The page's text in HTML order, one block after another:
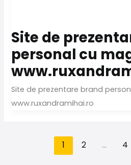
Site de
personal cu
Site de prezentare brand
www.ruxandramihai.ro
1 2 … 4